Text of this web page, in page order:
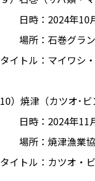
日時：2024年10
場所：石巻グラン
タイトル：マイワシ
10）焼津（カツオ･
日時：2024年11
場所：焼津漁業協
タイトル：カツオ・